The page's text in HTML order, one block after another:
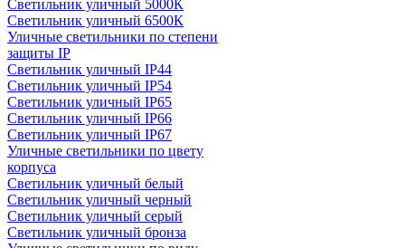
Cветильник уличный 5000К
Cветильник уличный 6500К
Уличные светильники по степени
защиты IP
Светильник уличный IP44
Светильник уличный IP54
Светильник уличный IP65
Светильник уличный IP66
Светильник уличный IP67
Уличные светильники по цвету
корпуса
Светильник уличный белый
Светильник уличный черный
Светильник уличный серый
Светильник уличный бронза